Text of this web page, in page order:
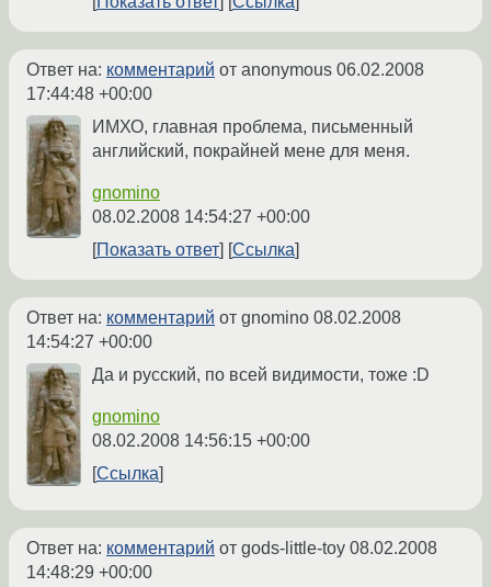
Ответ на: комментарий от anonymous 06.02.2008
17:44:48 +00:00
ИМХО, главная проблема, письменный
английский, покрайней мене для меня.
gnomino
08.02.2008 14:54:27 +00:00
Показать ответ
Ссылка
Ответ на: комментарий от gnomino 08.02.2008
14:54:27 +00:00
Да и русский, по всей видимости, тоже :D
gnomino
08.02.2008 14:56:15 +00:00
Ссылка
Ответ на: комментарий от gods-little-toy 08.02.2008
14:48:29 +00:00